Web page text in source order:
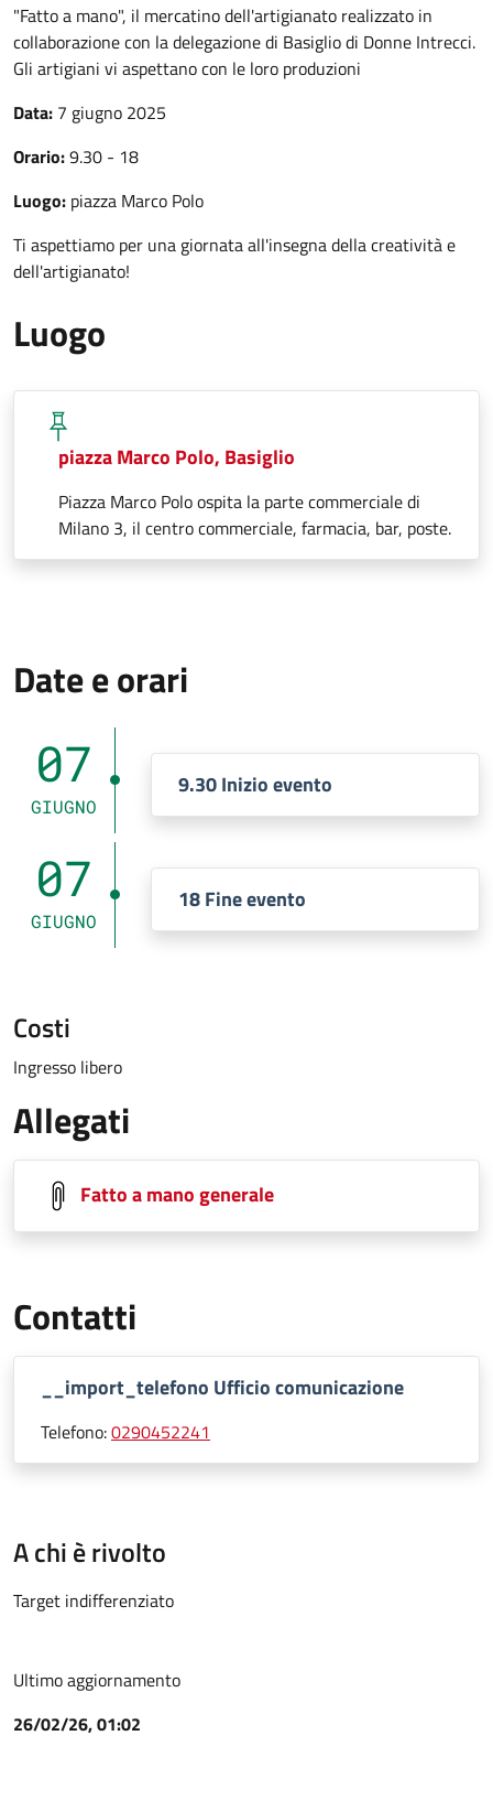
"Fatto a mano", il mercatino dell'artigianato realizzato in
collaborazione con la delegazione di Basiglio di Donne Intrecci.
Gli artigiani vi aspettano con le loro produzioni
Data: 7 giugno 2025
Orario:9.30 - 18
Luogo: piazza Marco Polo
Ti aspettiamo per una giornata all'insegna della creatività e
dell'artigianato!
Luogo
piazza Marco Polo, Basiglio
Piazza Marco Polo ospita la parte commerciale di
Milano 3, il centro commerciale, farmacia, bar, poste.
Date e orari
07
GIUGNO
9.30 Inizio evento
07
GIUGNO
18 Fine evento
Costi
Ingresso libero
Allegati
Fatto a mano generale
Contatti
__import_telefono Ufficio comunicazione
Telefono:0290452241
A chi è rivolto
Target indifferenziato
Ultimo aggiornamento
26/02/26, 01:02